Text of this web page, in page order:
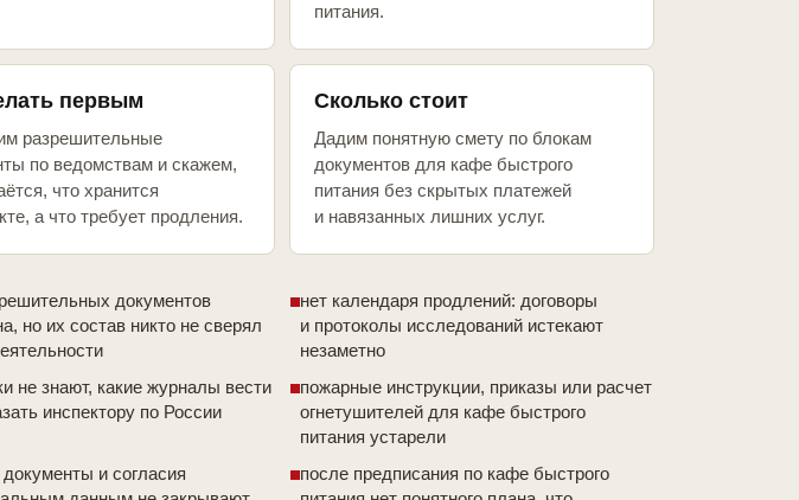
питания.
первым
разрешительные
по ведомствам и скажем,
что хранится
а что требует продления.
Сколько стоит
Дадим понятную смету по блокам
документов для кафе быстрого
питания без скрытых платежей
и навязанных лишних услуг.
документов
но их состав никто не сверял
нет календаря продлений: договоры
и протоколы исследований истекают
незаметно
не знают, какие журналы вести
инспектору по России
пожарные инструкции, приказы или расчет
огнетушителей для кафе быстрого
питания устарели
и согласия
после предписания по кафе быстрого